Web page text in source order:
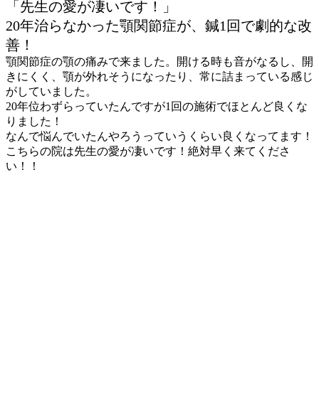
「先生の愛が凄いです！」
20年治らなかった顎関節症が、鍼1回で劇的な改
善！
顎関節症の顎の痛みで来ました。開ける時も音がなるし、開
きにくく、顎が外れそうになったり、常に詰まっている感じ
がしていました。
20年位わずらっていたんですが1回の施術でほとんど良くな
りました！
なんで悩んでいたんやろうっていうくらい良くなってます！
こちらの院は先生の愛が凄いです！絶対早く来てくださ
い！！